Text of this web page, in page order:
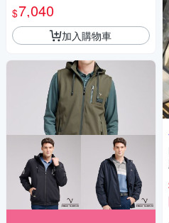
$7,040
加入購物車